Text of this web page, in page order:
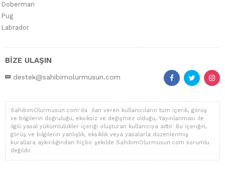
Doberman
Pug
Labrador
BİZE ULAŞIN
destek@sahibimolurmusun.com
SahibimOlurmusun.com'da ilan veren kullanıcıların tüm içerik, görüş
ve bilgilerin doğruluğu, eksiksiz ve değişmez olduğu, Yayınlanması ile
ilgili yasal yükümlülükler içeriği oluşturan kullanıcıya aittir. Bu içeriğin,
görüş ve bilgilerin yanlışlık, eksiklik veya yasalarla düzenlenmiş
kurallara aykırılığından hiçbir şekilde SahibimOlurmusun.com sorumlu
değildir.